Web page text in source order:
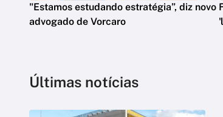
"Estamos estudando estratégia”, diz novo
advogado de Vorcaro
Últimas notícias